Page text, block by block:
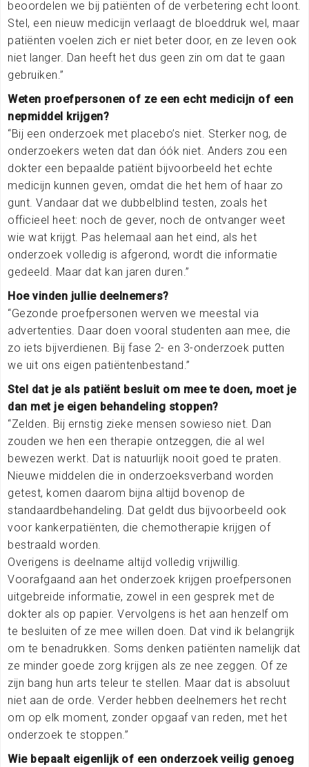
beoordelen we bij patiënten of de verbetering echt loont.
Stel, een nieuw medicijn verlaagt de bloeddruk wel, maar
patiënten voelen zich er niet beter door, en ze leven ook
niet langer. Dan heeft het dus geen zin om dat te gaan
gebruiken.”
Weten proefpersonen of ze een echt medicijn of een
nepmiddel krijgen?
“Bij een onderzoek met placebo’s niet. Sterker nog, de
onderzoekers weten dat dan óók niet. Anders zou een
dokter een bepaalde patiënt bijvoorbeeld het echte
medicijn kunnen geven, omdat die het hem of haar zo
gunt. Vandaar dat we dubbelblind testen, zoals het
officieel heet: noch de gever, noch de ontvanger weet
wie wat krijgt. Pas helemaal aan het eind, als het
onderzoek volledig is afgerond, wordt die informatie
gedeeld. Maar dat kan jaren duren.”
Hoe vinden jullie deelnemers?
“Gezonde proefpersonen werven we meestal via
advertenties. Daar doen vooral studenten aan mee, die
zo iets bijverdienen. Bij fase 2- en 3-onderzoek putten
we uit ons eigen patiëntenbestand.”
Stel dat je als patiënt besluit om mee te doen, moet je
dan met je eigen behandeling stoppen?
“Zelden. Bij ernstig zieke mensen sowieso niet. Dan
zouden we hen een therapie ontzeggen, die al wel
bewezen werkt. Dat is natuurlijk nooit goed te praten.
Nieuwe middelen die in onderzoeksverband worden
getest, komen daarom bijna altijd bovenop de
standaardbehandeling. Dat geldt dus bijvoorbeeld ook
voor kankerpatiënten, die chemotherapie krijgen of
bestraald worden.
Overigens is deelname altijd volledig vrijwillig.
Voorafgaand aan het onderzoek krijgen proefpersonen
uitgebreide informatie, zowel in een gesprek met de
dokter als op papier. Vervolgens is het aan henzelf om
te besluiten of ze mee willen doen. Dat vind ik belangrijk
om te benadrukken. Soms denken patiënten namelijk dat
ze minder goede zorg krijgen als ze nee zeggen. Of ze
zijn bang hun arts teleur te stellen. Maar dat is absoluut
niet aan de orde. Verder hebben deelnemers het recht
om op elk moment, zonder opgaaf van reden, met het
onderzoek te stoppen.”
Wie bepaalt eigenlijk of een onderzoek veilig genoeg